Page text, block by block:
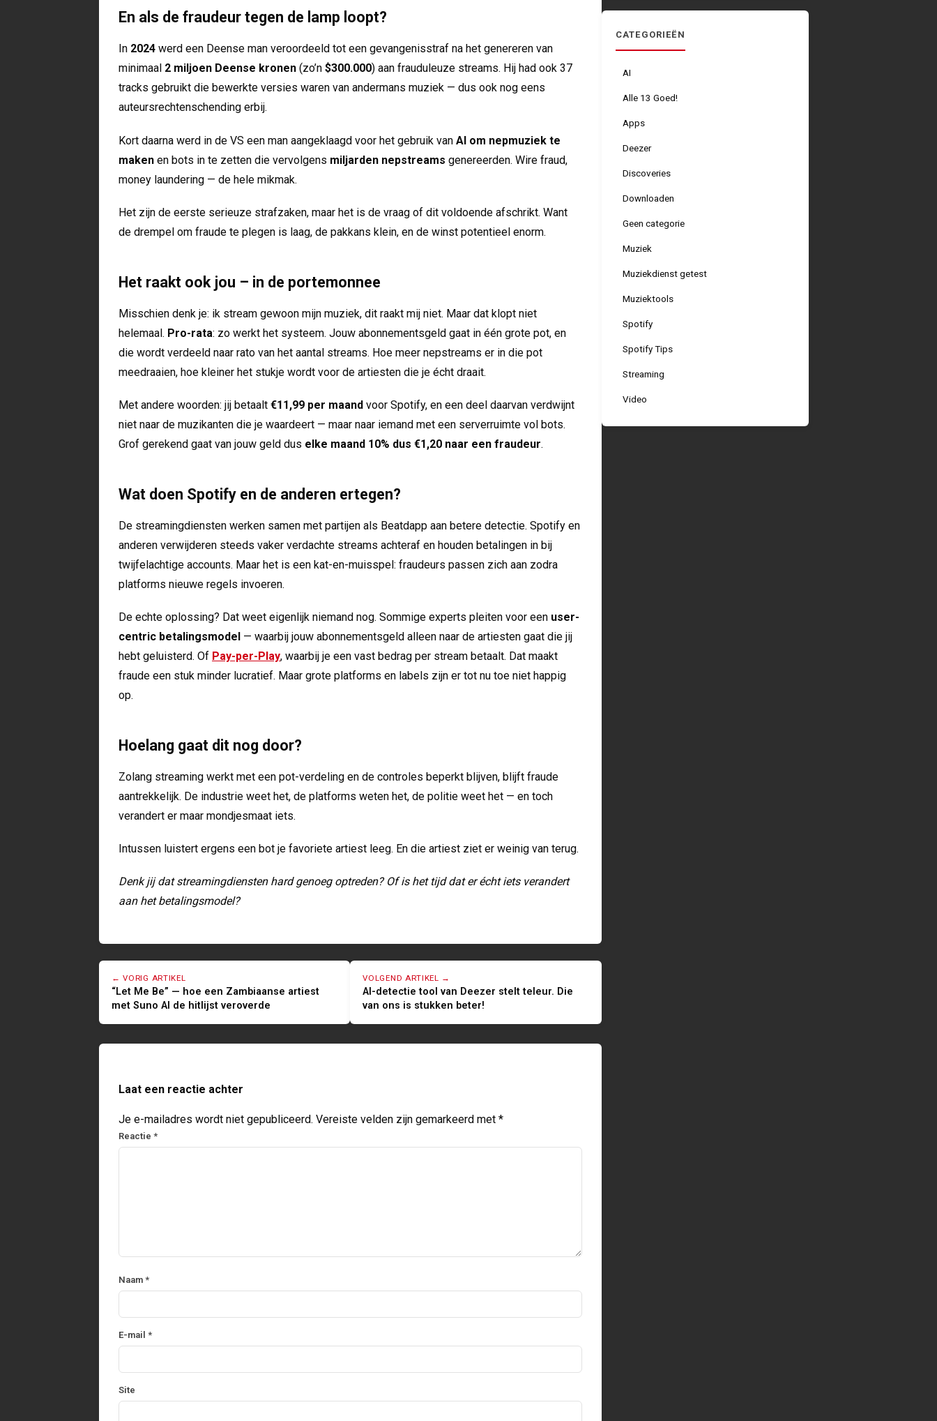
En als de fraudeur tegen de lamp loopt?
In 2024 werd een Deense man veroordeeld tot een gevangenisstraf na het genereren van
minimaal 2 miljoen Deense kronen (zo’n $300.000) aan frauduleuze streams. Hij had ook 37
tracks gebruikt die bewerkte versies waren van andermans muziek — dus ook nog eens
auteursrechtenschending erbij.
Kort daarna werd in de VS een man aangeklaagd voor het gebruik van AI om nepmuziek te
maken en bots in te zetten die vervolgens miljarden nepstreams genereerden. Wire fraud,
money laundering — de hele mikmak.
Het zijn de eerste serieuze strafzaken, maar het is de vraag of dit voldoende afschrikt. Want
de drempel om fraude te plegen is laag, de pakkans klein, en de winst potentieel enorm.
Het raakt ook jou – in de portemonnee
Misschien denk je: ik stream gewoon mijn muziek, dit raakt mij niet. Maar dat klopt niet
helemaal. Pro-rata: zo werkt het systeem. Jouw abonnementsgeld gaat in één grote pot, en
die wordt verdeeld naar rato van het aantal streams. Hoe meer nepstreams er in die pot
meedraaien, hoe kleiner het stukje wordt voor de artiesten die je écht draait.
Met andere woorden: jij betaalt €11,99 per maand voor Spotify, en een deel daarvan verdwijnt
niet naar de muzikanten die je waardeert — maar naar iemand met een serverruimte vol bots.
Grof gerekend gaat van jouw geld dus elke maand 10% dus €1,20 naar een fraudeur.
Wat doen Spotify en de anderen ertegen?
De streamingdiensten werken samen met partijen als Beatdapp aan betere detectie. Spotify en
anderen verwijderen steeds vaker verdachte streams achteraf en houden betalingen in bij
twijfelachtige accounts. Maar het is een kat-en-muisspel: fraudeurs passen zich aan zodra
platforms nieuwe regels invoeren.
De echte oplossing? Dat weet eigenlijk niemand nog. Sommige experts pleiten voor een user-
centric betalingsmodel — waarbij jouw abonnementsgeld alleen naar de artiesten gaat die jij
hebt geluisterd. Of Pay-per-Play, waarbij je een vast bedrag per stream betaalt. Dat maakt
fraude een stuk minder lucratief. Maar grote platforms en labels zijn er tot nu toe niet happig
op.
Hoelang gaat dit nog door?
Zolang streaming werkt met een pot-verdeling en de controles beperkt blijven, blijft fraude
aantrekkelijk. De industrie weet het, de platforms weten het, de politie weet het — en toch
verandert er maar mondjesmaat iets.
Intussen luistert ergens een bot je favoriete artiest leeg. En die artiest ziet er weinig van terug.
Denk jij dat streamingdiensten hard genoeg optreden? Of is het tijd dat er écht iets verandert
aan het betalingsmodel?
← VORIG ARTIKEL
“Let Me Be” — hoe een Zambiaanse artiest
met Suno AI de hitlijst veroverde
VOLGEND ARTIKEL →
AI-detectie tool van Deezer stelt teleur. Die
van ons is stukken beter!
Laat een reactie achter
Je e-mailadres wordt niet gepubliceerd. Vereiste velden zijn gemarkeerd met *
Reactie *
Naam *
E-mail *
Site
CATEGORIEËN
AI
Alle 13 Goed!
Apps
Deezer
Discoveries
Downloaden
Geen categorie
Muziek
Muziekdienst getest
Muziektools
Spotify
Spotify Tips
Streaming
Video